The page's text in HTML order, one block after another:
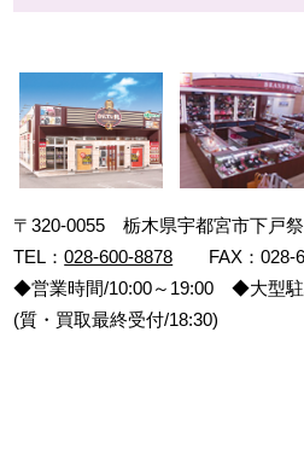
〒320-0055 栃木県宇都宮市下戸
TEL：028-600-8878 FAX：028-
◆営業時間/10:00～19:00 ◆大型駐
(質・買取最終受付/18:30)